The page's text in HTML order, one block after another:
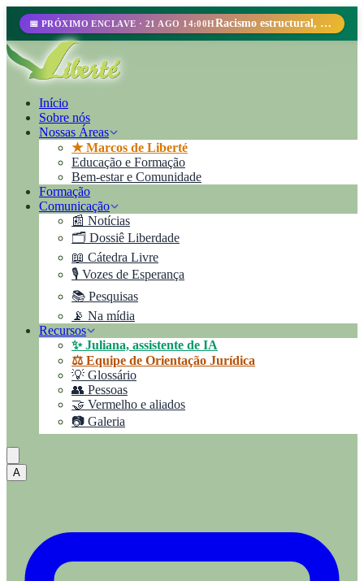
📅 PRÓXIMO ENCLAVE · 21 AGO 14:00H Racismo estructural, perfilamiento racial y abolicionismo carcelario.
Início
Sobre nós
Nossas Áreas
★ Marcos de Liberté
Educação e Formação
Bem-estar e Comunidade
Formação
Comunicação
📰 Notícias
🗂️ Dossiê Liberdade
📖 Cátedra Livre
🎙️ Vozes de Esperança
📚 Pesquisas
📡 Na mídia
Recursos
✨ Juliana, assistente de IA
⚖️ Equipe de Orientação Jurídica
💡 Glossário
👥 Pessoas
🤝 Vermelho e aliados
📷 Galeria
A